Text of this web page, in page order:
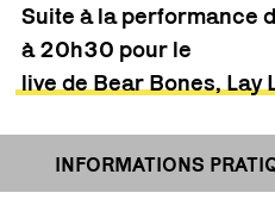
Suite à la performance
à 20h30 pour le
live de Bear Bones, Lay
INFORMATIONS